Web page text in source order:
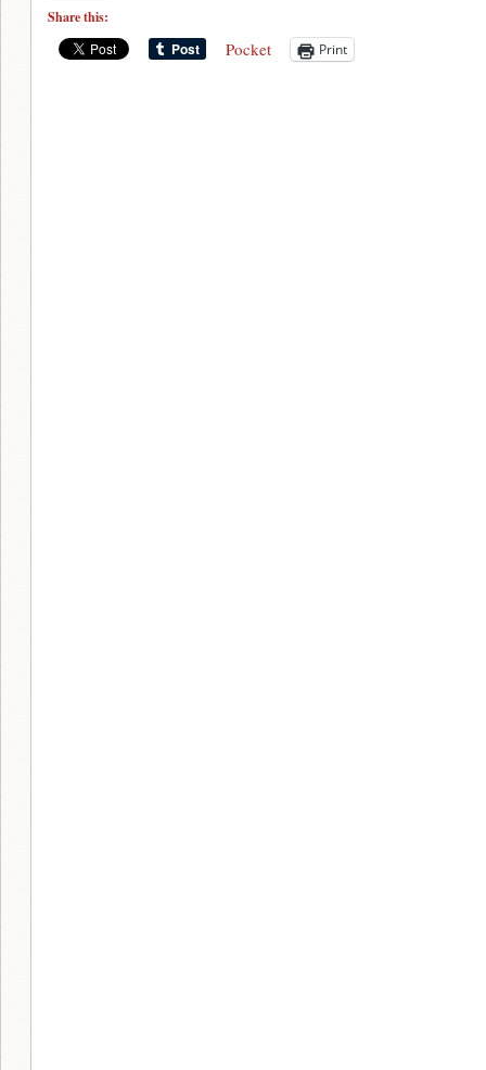
Share this:
Pocket Print